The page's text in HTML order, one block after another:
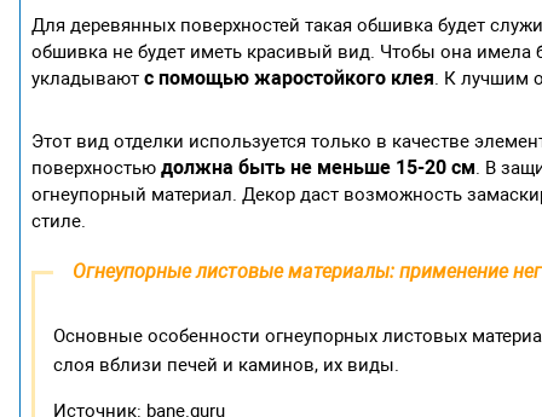
Для деревянных поверхностей такая обшивка будет
обшивка не будет иметь красивый вид. Чтобы она имела
укладываютс помощью жаростойкого клея. К лучшим
Этот вид отделки используется только в качестве
поверхностьюдолжна быть не меньше 15-20 см. В
огнеупорный материал. Декор даст возможность
стиле.
Огнеупорные листовые материалы: применение
Основные особенности огнеупорных листовых
слоя вблизи печей и каминов, их виды.
Источник: bane.guru